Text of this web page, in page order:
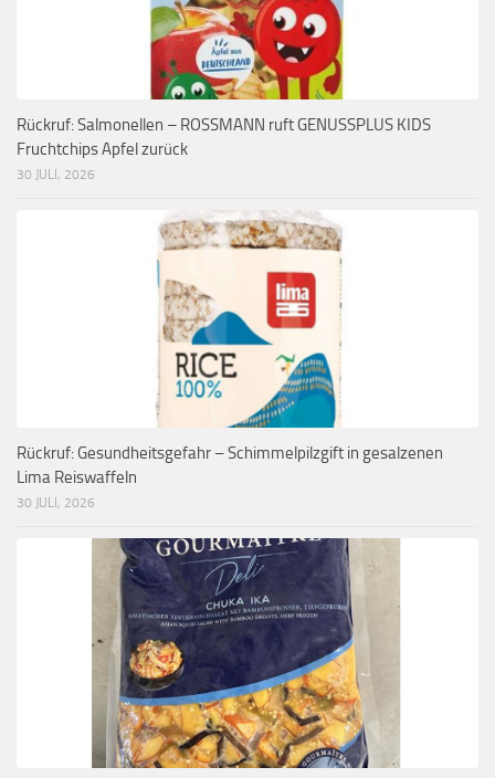
Rückruf: Salmonellen – ROSSMANN ruft GENUSSPLUS KIDS
Fruchtchips Apfel zurück
30 JULI, 2026
Rückruf: Gesundheitsgefahr – Schimmelpilzgift in gesalzenen
Lima Reiswaffeln
30 JULI, 2026